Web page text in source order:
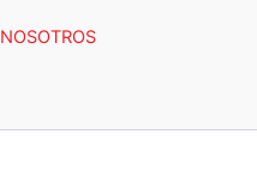
NOSOTROS